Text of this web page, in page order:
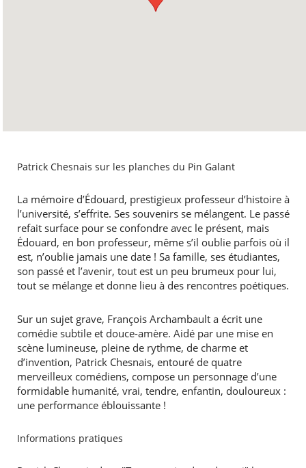
Patrick Chesnais sur les planches du Pin Galant
La mémoire d’Édouard, prestigieux professeur d’histoire à
l’université, s’effrite. Ses souvenirs se mélangent. Le passé
refait surface pour se confondre avec le présent, mais
Édouard, en bon professeur, même s’il oublie parfois où il
est, n’oublie jamais une date ! Sa famille, ses étudiantes,
son passé et l’avenir, tout est un peu brumeux pour lui,
tout se mélange et donne lieu à des rencontres poétiques.
Sur un sujet grave, François Archambault a écrit une
comédie subtile et douce-amère. Aidé par une mise en
scène lumineuse, pleine de rythme, de charme et
d’invention, Patrick Chesnais, entouré de quatre
merveilleux comédiens, compose un personnage d’une
formidable humanité, vrai, tendre, enfantin, douloureux :
une performance éblouissante !
Informations pratiques